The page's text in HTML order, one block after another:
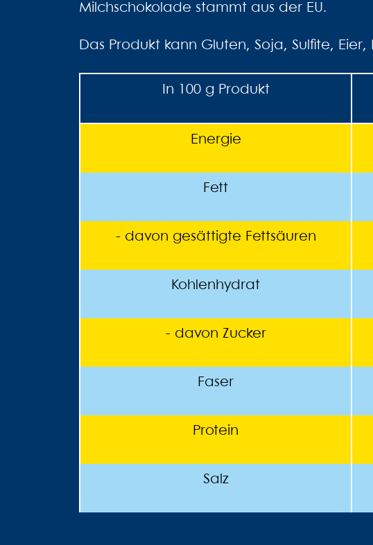
Milchschokolade stammt aus der EU.
Das Produkt kann Gluten, Soja, Sulfite,
In 100 g Produkt
Energie
Fett
- davon gesättigte Fettsäuren
Kohlenhydrat
- davon Zucker
Faser
Protein
Salz